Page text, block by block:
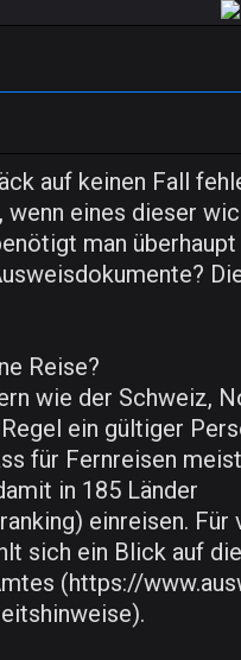
auf keinen Fall
wenn eines dieser
man überhaupt
Reise?
wie der Schweiz,
ein gültiger
für Fernreisen
in 185 Länder
einreisen. Für
sich ein Blick auf die
(https://